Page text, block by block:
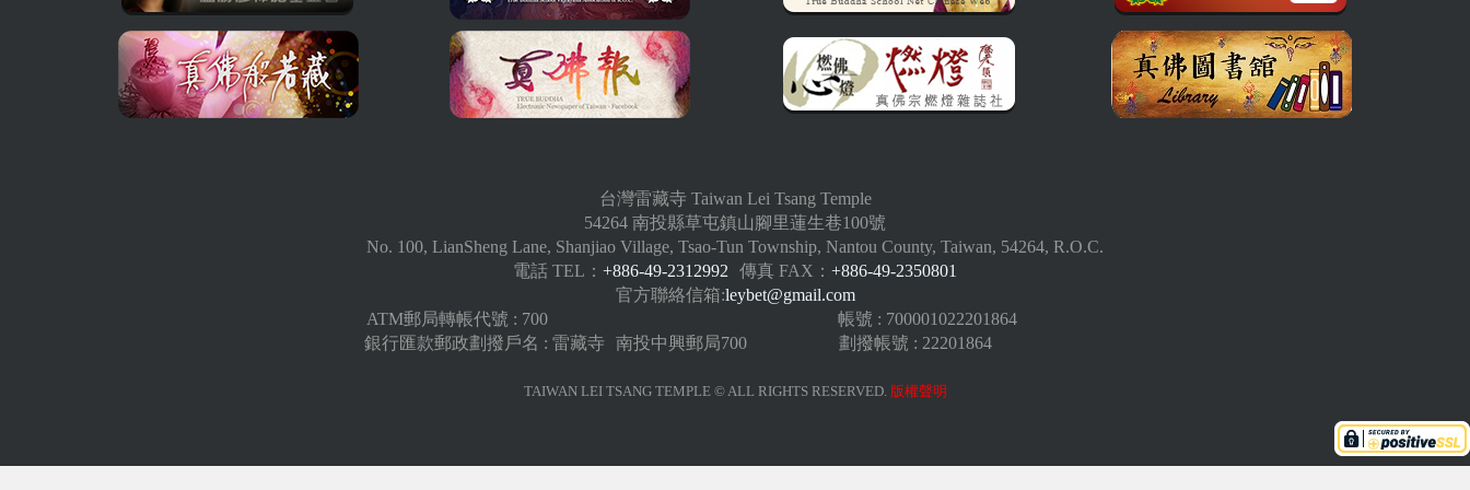
台灣雷藏寺 Taiwan Lei Tsang Temple
54264 南投縣草屯鎮山腳里蓮生巷100號
No. 100, LianSheng Lane, Shanjiao Village, Tsao-Tun Township, Nantou County, Taiwan, 54264, R.O.C.
電話 TEL： +886-49-2312992 傳真 FAX： +886-49-2350801
官方聯絡信箱:leybet@gmail.com
ATM郵局轉帳代號 : 700
帳號 : 700001022201864
銀行匯款郵政劃撥戶名 : 雷藏寺 南投中興郵局700 劃撥帳號 : 22201864
TAIWAN LEI TSANG TEMPLE © ALL RIGHTS RESERVED. 版權聲明